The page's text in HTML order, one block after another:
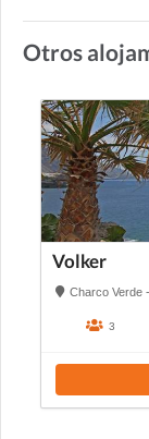
Otros
Volker
Charco Verde
3